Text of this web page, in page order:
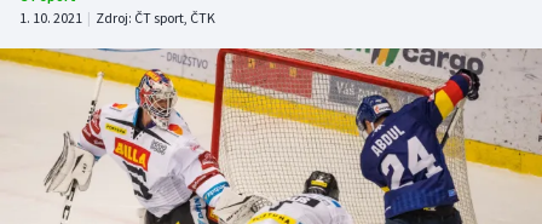
Atletika
Cyklistika
DALŠÍ SPORTY
Americký fotbal
NEPŘEHLÉDNĚTE
1. 10. 2021 | Zdroj: ČT sport, ČTK